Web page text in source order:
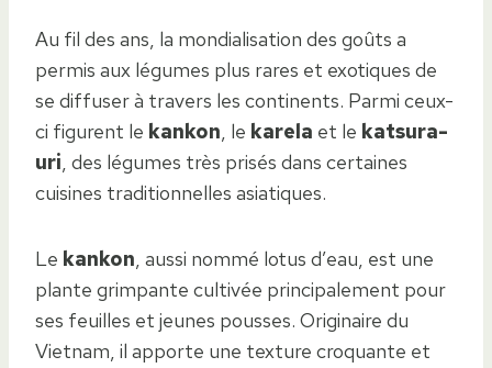
Au fil des ans, la mondialisation des goûts a
permis aux légumes plus rares et exotiques de
se diffuser à travers les continents. Parmi ceux-
ci figurent le kankon, le karela et le katsura-
uri, des légumes très prisés dans certaines
cuisines traditionnelles asiatiques.
Le kankon, aussi nommé lotus d’eau, est une
plante grimpante cultivée principalement pour
ses feuilles et jeunes pousses. Originaire du
Vietnam, il apporte une texture croquante et